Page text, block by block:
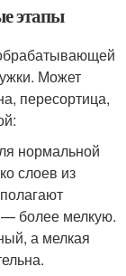
этапы
Может
пересортица,
нормальной
слоев из
— более мелкую.
а мелкая